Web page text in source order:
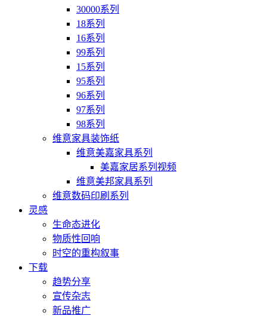
30000系列
18系列
16系列
99系列
15系列
95系列
96系列
97系列
98系列
维意家具装饰纸
维意美嘉家具系列
美嘉家居系列视频
维意美邦家具系列
维意数码印刷系列
灵感
生命态进化
物质性回响
时空的重构叙事
下载
趋势分享
宣传杂志
新品推广